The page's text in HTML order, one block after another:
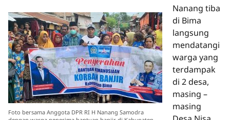
Foto bersama Anggota DPR RI H Nanang Samodra
Nanang tiba
di Bima
langsung
mendatangi
warga yang
terdampak
di 2 desa,
masing –
masing